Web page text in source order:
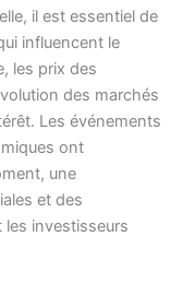
il est essentiel de
influencent le
les prix des
des marchés
Les événements
ont
une
et des
investisseurs